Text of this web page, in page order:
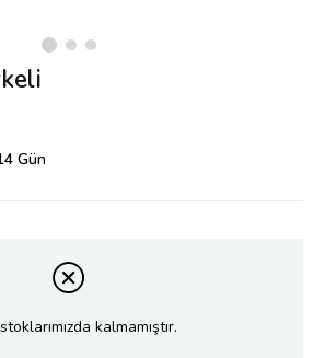
Gün
kalmamıştır.